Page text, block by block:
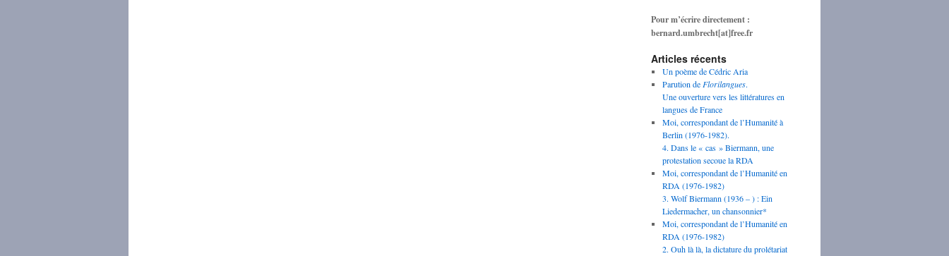
Pour m’écrire directement :
bernard.umbrecht[at]free.fr
Articles récents
Un poème de Cédric Aria
Parution de Florilangues.
Une ouverture vers les littératures en
langues de France
Moi, correspondant de l’Humanité à
Berlin (1976-1982).
4. Dans le « cas » Biermann, une
protestation secoue la RDA
Moi, correspondant de l’Humanité en
RDA (1976-1982)
3. Wolf Biermann (1936 – ) : Ein
Liedermacher, un chansonnier*
Moi, correspondant de l’Humanité en
RDA (1976-1982)
2. Ouh là là, la dictature du prolétariat